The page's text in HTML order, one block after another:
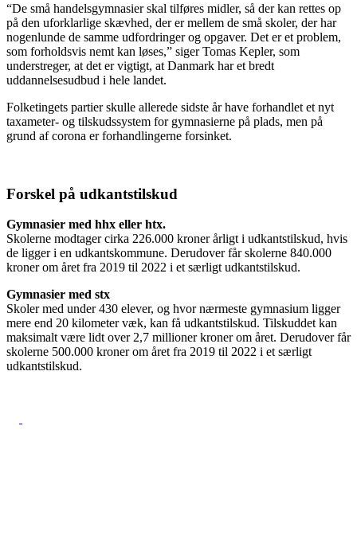
“De små handelsgymnasier skal tilføres midler, så der kan rettes op
på den uforklarlige skævhed, der er mellem de små skoler, der har
nogenlunde de samme udfordringer og opgaver. Det er et problem,
som forholdsvis nemt kan løses,” siger Tomas Kepler, som
understreger, at det er vigtigt, at Danmark har et bredt
uddannelsesudbud i hele landet.
Folketingets partier skulle allerede sidste år have forhandlet et nyt
taxameter- og tilskudssystem for gymnasierne på plads, men på
grund af corona er forhandlingerne forsinket.
Forskel på udkantstilskud
Gymnasier med hhx eller htx.
Skolerne modtager cirka 226.000 kroner årligt i udkantstilskud, hvis
de ligger i en udkantskommune. Derudover får skolerne 840.000
kroner om året fra 2019 til 2022 i et særligt udkantstilskud.
Gymnasier med stx
Skoler med under 430 elever, og hvor nærmeste gymnasium ligger
mere end 20 kilometer væk, kan få udkantstilskud. Tilskuddet kan
maksimalt være lidt over 2,7 millioner kroner om året. Derudover får
skolerne 500.000 kroner om året fra 2019 til 2022 i et særligt
udkantstilskud.